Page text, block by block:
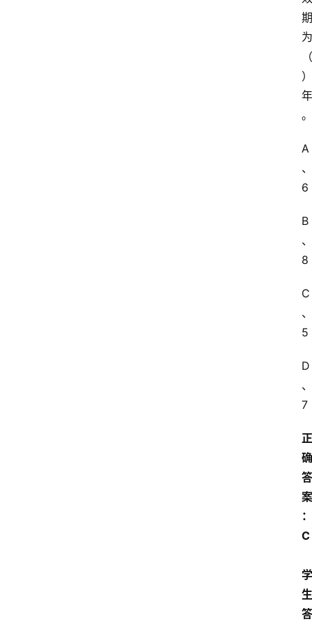
期
为
（
）
年
。
A
、
6
B
、
8
C
、
5
D
、
7
正
确
答
案
：
C
学
生
答